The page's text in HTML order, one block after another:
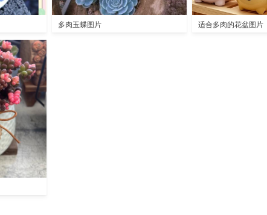
多肉玉蝶图片 适合多肉的花盆图片